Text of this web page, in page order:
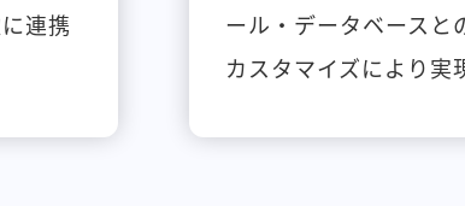
連携
ール・データベースと
カスタマイズにより実